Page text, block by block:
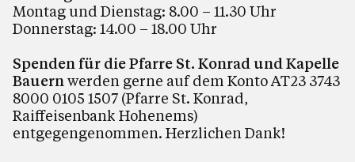
Montag und Dienstag: 8.00 – 11.30 Uhr
Donnerstag: 14.00 – 18.00 Uhr
Spenden für die Pfarre St. Konrad und Kapelle
Bauernwerden gerne auf dem Konto AT23 3743
8000 0105 1507 (Pfarre St. Konrad,
Raiffeisenbank Hohenems)
entgegengenommen. Herzlichen Dank!